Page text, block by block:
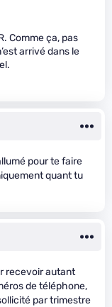
Comme ça, pas
arrivé dans le
pour te faire
quant tu
recevoir autant
de téléphone,
par trimestre